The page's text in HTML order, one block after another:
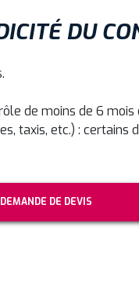
DU
de moins de 6
taxis, etc.) : certains
DEMANDE DE DEVIS